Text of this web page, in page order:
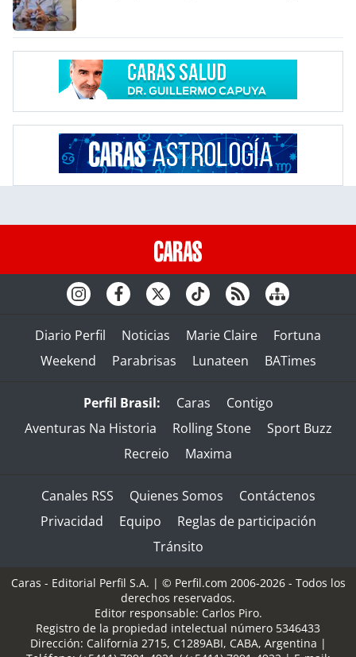
Diario Perfil Noticias Marie Claire
Fortuna
Weekend
Parabrisas Lunateen BATimes
Perfil Brasil: Caras
Contigo
Aventuras Na Historia
Rolling Stone
Sport Buzz
Recreio
Maxima
Canales RSS Quienes Somos
Contáctenos
Privacidad
Equipo
Reglas de participación
Tránsito
Caras - Editorial Perfil S.A. | © Perfil.com 2006-2026 - Todos los
derechos reservados.
Editor responsable: Carlos Piro.
Registro de la propiedad intelectual número 5346433
Dirección: California 2715, C1289ABI, CABA, Argentina |